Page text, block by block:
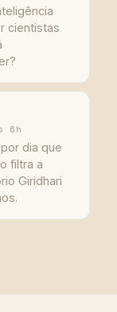
cientistas
6h
dia que
filtra a
Giridhari